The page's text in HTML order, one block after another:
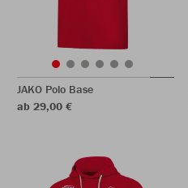
JAKO Polo Base
ab 29,00 €